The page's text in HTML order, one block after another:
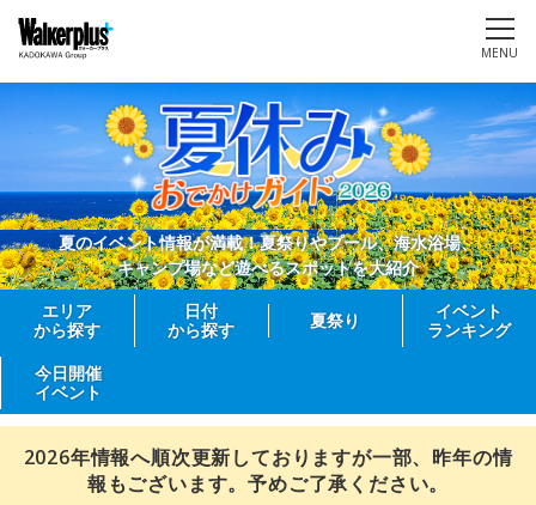
MENU
夏のイベント情報が満載！夏祭りやプール、海水浴場、
キャンプ場など遊べるスポットを大紹介
エリア
から探す
日付
から探す
夏祭り
イベント
ランキング
今日開催
イベント
2026年情報へ順次更新しておりますが一部、昨年の情
報もございます。予めご了承ください。